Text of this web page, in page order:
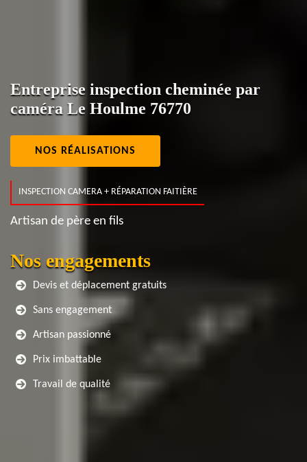
Entreprise inspection cheminée par
caméra Le Houlme 76770
NOS RÉALISATIONS
INSPECTION CAMERA + RÉPARATION FAITIÈRE
Artisan de père en fils
Nos engagements
Devis et déplacement gratuits
Sans engagement
Artisan passionné
Prix imbattable
Travail de qualité